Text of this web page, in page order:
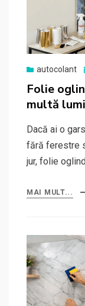
autocolant
Folie
multă
Dacă ai o
fără ferestre
jur, folie
MAI MULT...